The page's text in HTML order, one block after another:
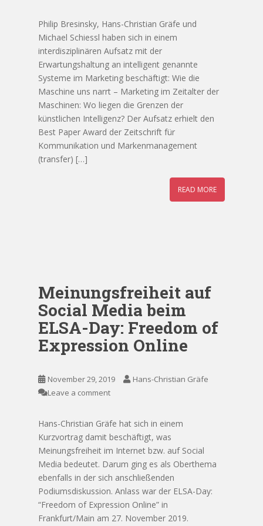
Philip Bresinsky, Hans-Christian Gräfe und
Michael Schiessl haben sich in einem
interdisziplinären Aufsatz mit der
Erwartungshaltung an intelligent genannte
Systeme im Marketing beschäftigt: Wie die
Maschine uns narrt – Marketing im Zeitalter der
Maschinen: Wo liegen die Grenzen der
künstlichen Intelligenz? Der Aufsatz erhielt den
Best Paper Award der Zeitschrift für
Kommunikation und Markenmanagement
(transfer) […]
READ MORE
Meinungsfreiheit auf
Social Media beim
ELSA-Day: Freedom of
Expression Online
November 29, 2019
Hans-Christian Gräfe
Leave a comment
Hans-Christian Gräfe hat sich in einem
Kurzvortrag damit beschäftigt, was
Meinungsfreiheit im Internet bzw. auf Social
Media bedeutet. Darum ging es als Oberthema
ebenfalls in der sich anschließenden
Podiumsdiskussion. Anlass war der ELSA-Day:
“Freedom of Expression Online” in
Frankfurt/Main am 27. November 2019.